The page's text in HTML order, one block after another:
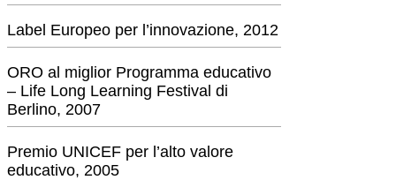
Label Europeo per l’innovazione, 2012
ORO al miglior Programma educativo
– Life Long Learning Festival di
Berlino, 2007
Premio UNICEF per l’alto valore
educativo, 2005